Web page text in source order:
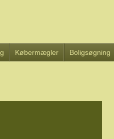
Købermægler Boligsøgning